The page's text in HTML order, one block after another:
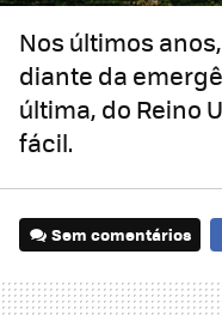
Nos últimos
diante da
última, do Reino
fácil.
Sem comentários